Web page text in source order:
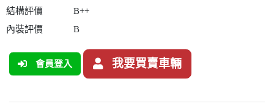
結構評價
B++
內裝評價
B
會員登入 我要買賣車輛